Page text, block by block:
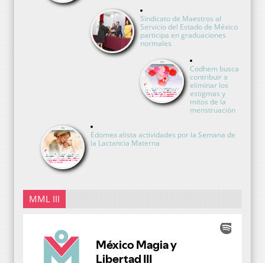
Sindicato de Maestros al
Servicio del Estado de México
participa en graduaciones
normales
Codhem busca
contribuir a
eliminar los
estigmas y
mitos de la
menstruación
Edomex alista actividades por la Semana de
la Lactancia Materna
MML III